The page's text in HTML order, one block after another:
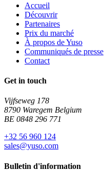
Accueil
Découvrir
Partenaires
Prix du marché
À propos de Yuso
Communiqués de presse
Contact
Get in touch
Vijfseweg 178
8790 Waregem Belgium
BE 0848 296 771
+32 56 960 124
sales@yuso.com
Bulletin d'information